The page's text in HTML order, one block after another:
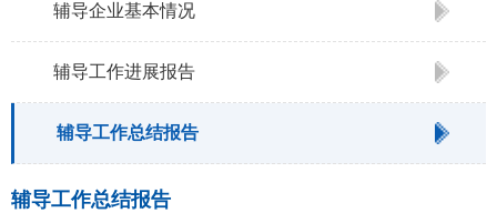
辅导企业基本情况
辅导工作进展报告
辅导工作总结报告
辅导工作总结报告